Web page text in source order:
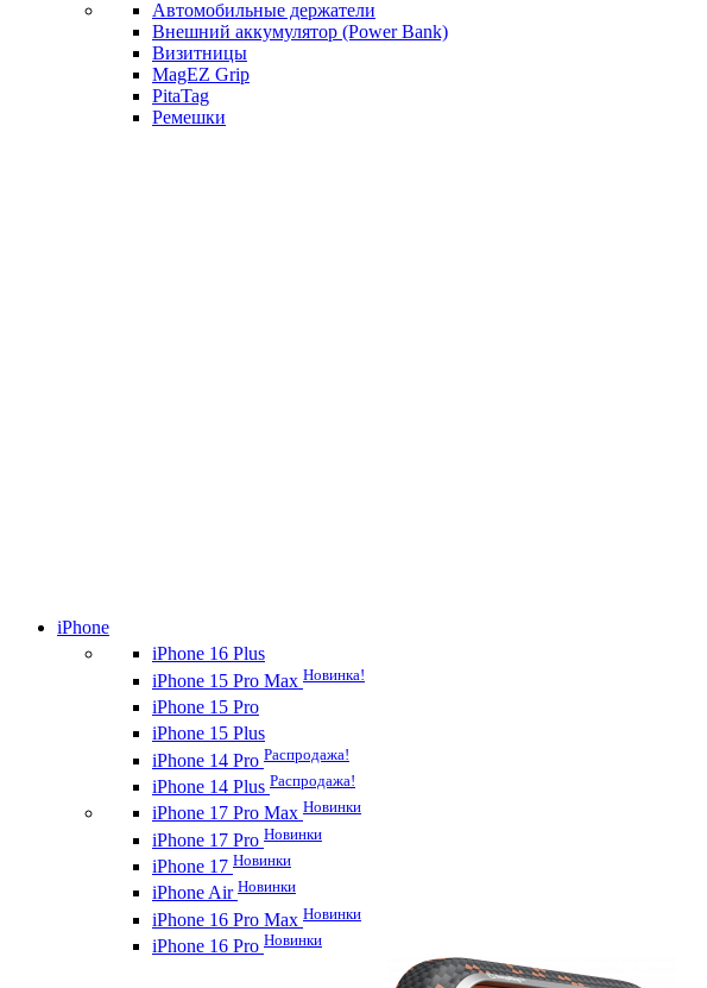
Автомобильные держатели
Внешний аккумулятор (Power Bank)
Визитницы
MagEZ Grip
PitaTag
Ремешки
iPhone
iPhone 16 Plus
iPhone 15 Pro Max Новинка!
iPhone 15 Pro
iPhone 15 Plus
iPhone 14 Pro Распродажа!
iPhone 14 Plus Распродажа!
iPhone 17 Pro Max Новинки
iPhone 17 Pro Новинки
iPhone 17 Новинки
iPhone Air Новинки
iPhone 16 Pro Max Новинки
iPhone 16 Pro Новинки